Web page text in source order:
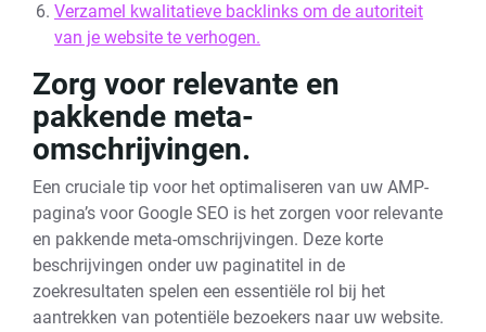
Verzamel kwalitatieve backlinks om de autoriteit
van je website te verhogen.
Zorg voor relevante en
pakkende meta-
omschrijvingen.
Een cruciale tip voor het optimaliseren van uw AMP-
pagina’s voor Google SEO is het zorgen voor relevante
en pakkende meta-omschrijvingen. Deze korte
beschrijvingen onder uw paginatitel in de
zoekresultaten spelen een essentiële rol bij het
aantrekken van potentiële bezoekers naar uw website.